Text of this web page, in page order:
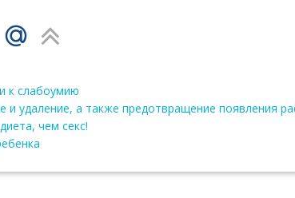
к слабоумию
и удаление, а также предотвращение появления
чем секс!